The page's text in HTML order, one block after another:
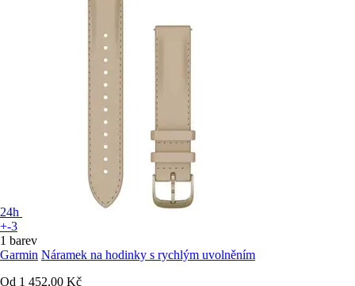
24h
+-3
1 barev
Garmin Náramek na hodinky s rychlým uvolněním
Od 1 452,00 Kč